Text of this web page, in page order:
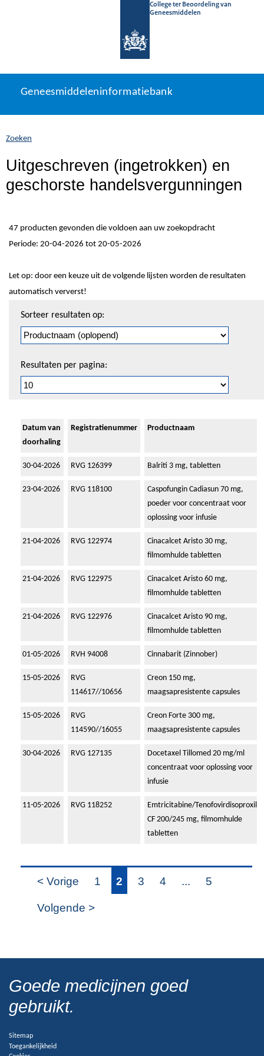
College ter Beoordeling van
Geneesmiddelen
naar
Geneesmiddeleninformatiebank
U
zich
hier:
Geneesmiddeleninformatiebank
Zoeken
Uitgeschreven (ingetrokken) en
geschorste handelsvergunningen
47 producten gevonden die voldoen aan uw zoekopdracht
Periode: 20-04-2026 tot 20-05-2026
Let op: door een keuze uit de volgende lijsten worden de resultaten
automatisch ververst!
pagineren
Sorteer resultaten op:
Resultaten per pagina:
Datum van
doorhaling
Registratienummer Productnaam
30-04-2026 RVG 126399 Balriti 3 mg, tabletten
23-04-2026 RVG 118100
Caspofungin Cadiasun 70 mg,
poeder voor concentraat voor
oplossing voor infusie
21-04-2026 RVG 122974
Cinacalcet Aristo 30 mg,
filmomhulde tabletten
21-04-2026 RVG 122975
Cinacalcet Aristo 60 mg,
filmomhulde tabletten
21-04-2026 RVG 122976
Cinacalcet Aristo 90 mg,
filmomhulde tabletten
01-05-2026 RVH 94008 Cinnabarit (Zinnober)
15-05-2026
RVG
114617//10656
Creon 150 mg,
maagsapresistente capsules
15-05-2026
RVG
114590//16055
Creon Forte 300 mg,
maagsapresistente capsules
30-04-2026 RVG 127135
Docetaxel Tillomed 20 mg/ml
concentraat voor oplossing voor
infusie
11-05-2026 RVG 118252
Emtricitabine/Tenofovirdisoproxil
CF 200/245 mg, filmomhulde
tabletten
< Vorige 1 2 3 4 ... 5
Volgende >
Goede medicijnen goed
gebruikt.
Sitemap
Toegankelijkheid